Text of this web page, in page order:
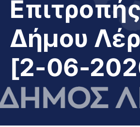
Επιτροπής
Δήμου
[2-06-